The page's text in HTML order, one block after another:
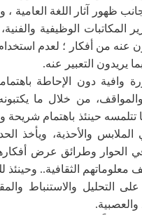
ظهور آثار اللغة العامية
المكاتبات الوظيفية
من أفكار ؛ لعدم استخدام
يريدون التعبير عنه.
وافية دون الإحاطة
والمواقف، من خلال ما
تتلمسه حينئذ باهتمام شريحة
الملابس والأحذية، ويأخذ
الحوار وطرائق عرض
معلوماتهم الثقافية..
التحليل والاستنباط